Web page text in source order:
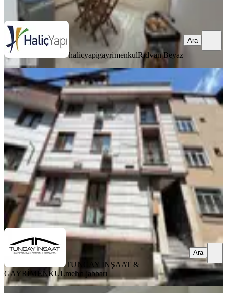
halicyapigayrimenkulRıdvan Beyaz
Ara
KOMBİLİ
Tuncaydan Metrobüs 13 Dk Mesafede
3+1 Daire
Şişli, Kuştepe Mahallesi
3+1· 90 m²·Kot 1·11.07.2026
3.700.000 ₺
TUNCAY İNŞAAT & GAYRİMENKULmehrı jabbarı
Ara
TUNCAY İNŞAAT &
GAYRİMENKULmehrı jabbarı
Ara